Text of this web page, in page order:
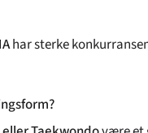
har sterke